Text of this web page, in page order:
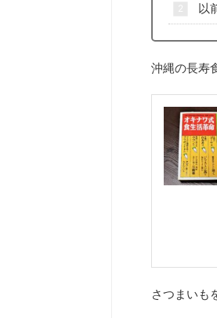
以
沖縄の長寿
さつまいも